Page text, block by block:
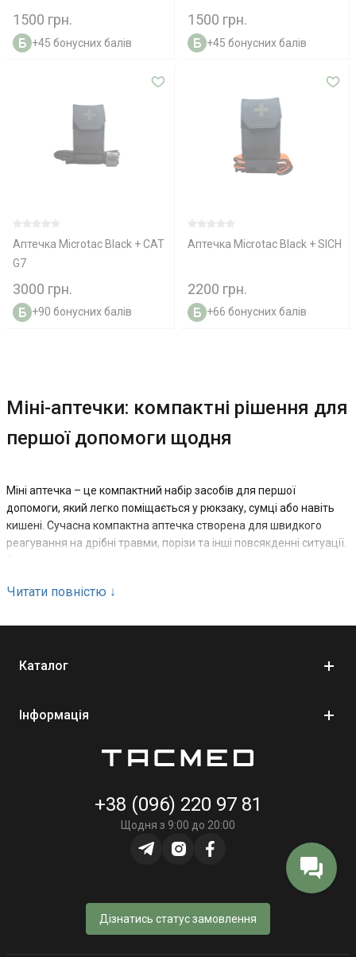
1500 грн.
+45 бонусних балів
1500 грн.
+45 бонусних балів
Аптечка Microtac Black + СAT
G7
3000 грн.
+90 бонусних балів
Аптечка Microtac Black + SICH
2200 грн.
+66 бонусних балів
Міні-аптечки: компактні рішення для
першої допомоги щодня
Міні аптечка – це компактний набір засобів для першої
допомоги, який легко поміщається у рюкзаку, сумці або навіть
кишені. Сучасна компактна аптечка створена для швидкого
реагування на дрібні травми, порізи та інші повсякденні ситуації.
– це про мобільність і готовність до базових ситуацій без
замовити їх у нас за найкращими цінами та зі швидкою
базові засоби для першої допомоги. Вона призначена для
швидкої обробки незначних травм і підтримки безпеки у
у подорожах;
у міських умовах;
Читати повністю ↓
Каталог
Інформація
+38 (096) 220 97 81
Щодня з 9:00 до 20:00
Дізнатись статус замовлення